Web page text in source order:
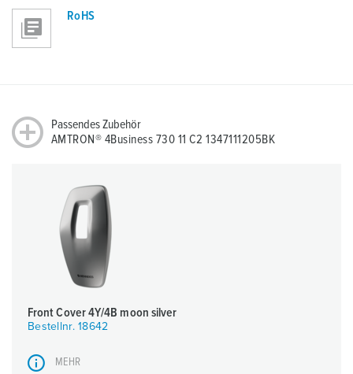
RoHS
Passendes Zubehör
AMTRON® 4Business 730 11 C2 1347111205BK
Front Cover 4Y/4B moon silver
Bestellnr. 18642
MEHR